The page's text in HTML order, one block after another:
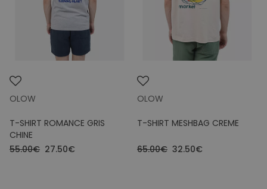
OLOW
T-SHIRT ROMANCE GRIS
CHINE
55.00€ 27.50€
OLOW
T-SHIRT MESHBAG CREME
65.00€ 32.50€